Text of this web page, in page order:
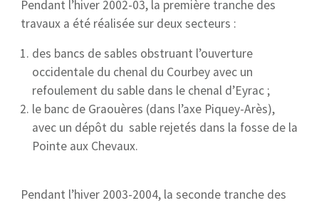
Pendant l’hiver 2002-03, la première tranche des
travaux a été réalisée sur deux secteurs :
des bancs de sables obstruant l’ouverture
occidentale du chenal du Courbey avec un
refoulement du sable dans le chenal d’Eyrac ;
le banc de Graouères (dans l’axe Piquey-Arès),
avec un dépôt du sable rejetés dans la fosse de la
Pointe aux Chevaux.
Pendant l’hiver 2003-2004, la seconde tranche des